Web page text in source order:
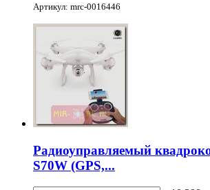
Артикул: mrc-0016446
Радиоуправляемый
S70W (GPS,...